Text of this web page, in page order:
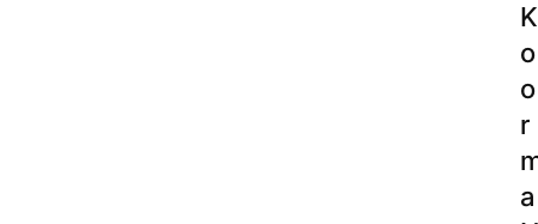
K
o
o
r
a